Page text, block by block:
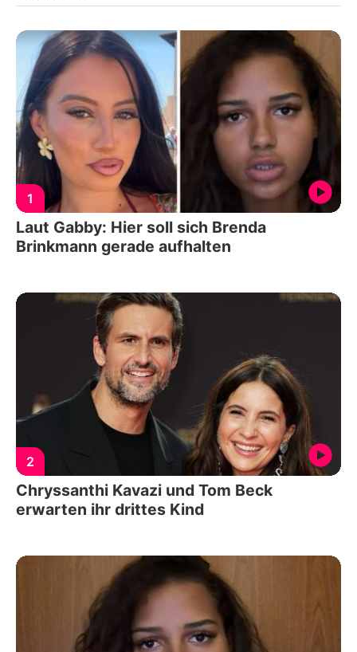
1
Laut Gabby: Hier soll sich Brenda
Brinkmann gerade aufhalten
2
Chryssanthi Kavazi und Tom Beck
erwarten ihr drittes Kind